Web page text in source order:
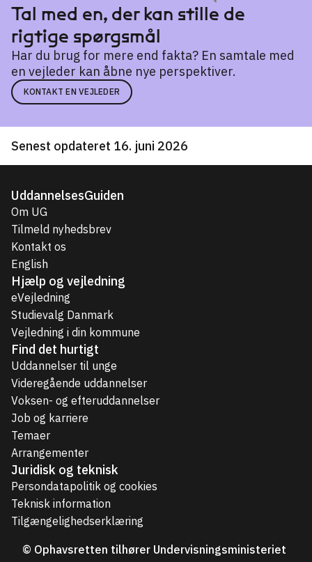
Sundheds- og velfærdsteknologi
Tal med en, der kan stille de
rigtige spørgsmål
Har du brug for mere end fakta? En samtale med
en vejleder kan åbne nye perspektiver.
KONTAKT EN VEJLEDER
Senest opdateret 16. juni 2026
UddannelsesGuiden
Om UG
Tilmeld nyhedsbrev
Kontakt os
English
Hjælp og vejledning
eVejledning
Studievalg Danmark
Vejledning i din kommune
Find det hurtigt
Uddannelser til unge
Videregående uddannelser
Voksen- og efteruddannelser
Job og karriere
Temaer
Arrangementer
Juridisk og teknisk
Persondatapolitik og cookies
Teknisk information
Tilgængelighedserklæring
© Ophavsretten tilhører Undervisningsministeriet